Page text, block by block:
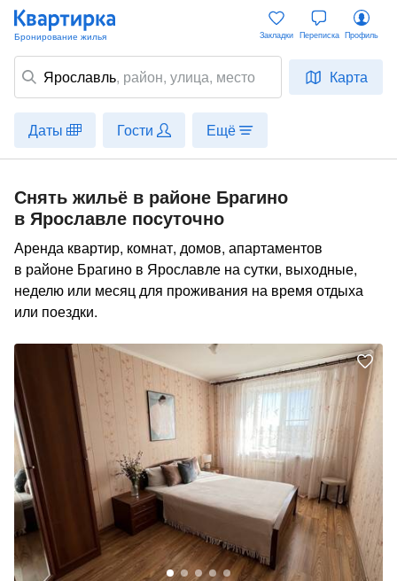
Ярославль, район, улица, место Карта
Закладки Переписка Профиль
Даты Гости Ещё
Снять жильё в районе Брагино
в Ярославле посуточно
Аренда квартир, комнат, домов, апартаментов
в районе Брагино в Ярославле на сутки, выходные,
неделю или месяц для проживания на время отдыха
или поездки.